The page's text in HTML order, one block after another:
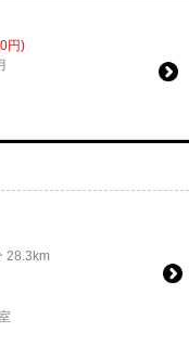
円)
28.3km